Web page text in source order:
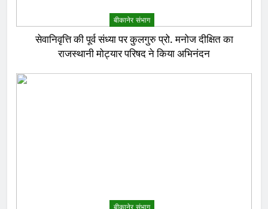
बीकानेर संभाग
सेवानिवृत्ति की पूर्व संध्या पर कुलगुरु प्रो. मनोज दीक्षित का
राजस्थानी मोट्यार परिषद ने किया अभिनंदन